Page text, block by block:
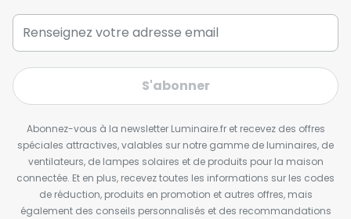
S'abonner
Abonnez-vous à la newsletter Luminaire.fr et recevez des offres
spéciales attractives, valables sur notre gamme de luminaires, de
ventilateurs, de lampes solaires et de produits pour la maison
connectée. Et en plus, recevez toutes les informations sur les codes
de réduction, produits en promotion et autres offres, mais
également des conseils personnalisés et des recommandations